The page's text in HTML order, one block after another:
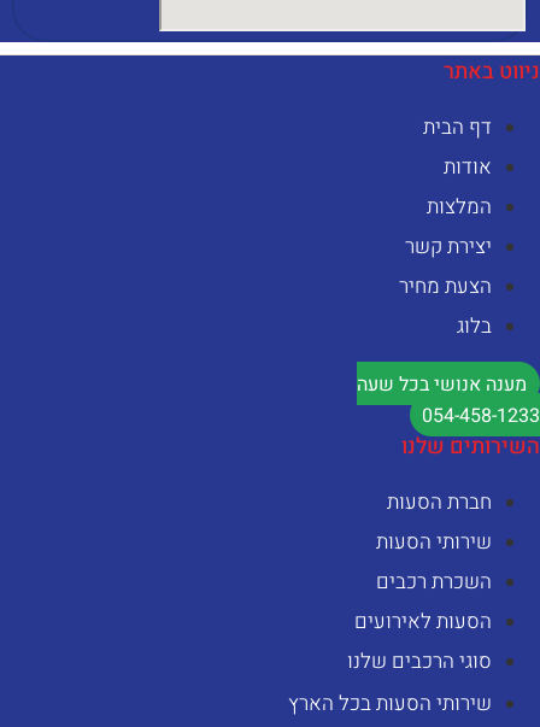
באתר
דף הבית
אודות
המלצות
יצירת קשר
הצעת מחיר
בלוג
מענה אנושי בכל שעה
054-458-
שלנו
חברת הסעות
שירותי הסעות
השכרת רכבים
הסעות לאירועים
סוגי הרכבים שלנו
שירותי הסעות בכל הארץ